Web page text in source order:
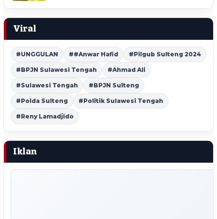
Viral
#UNGGULAN ##Anwar Hafid #Pilgub Sulteng 2024
#BPJN Sulawesi Tengah #Ahmad Ali
#Sulawesi Tengah #BPJN Sulteng
#Polda Sulteng #Politik Sulawesi Tengah
#Reny Lamadjido
Iklan